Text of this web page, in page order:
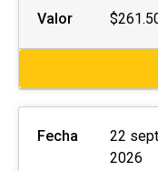
Valor
Fecha
22
2026